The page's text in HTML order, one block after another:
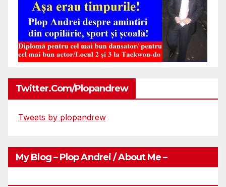
Twitter.com/plopandrew
Tweets by plopandrew
My Blog – Plop Andrei / About Me –